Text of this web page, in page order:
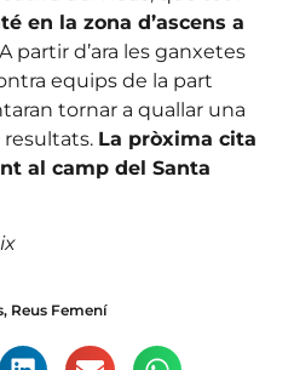
en la zona d’ascens a
partir d’ara les ganxetes
equips de la part
tornar a quallar una
resultats. La pròxima cita
al camp del Santa
, Reus Femení